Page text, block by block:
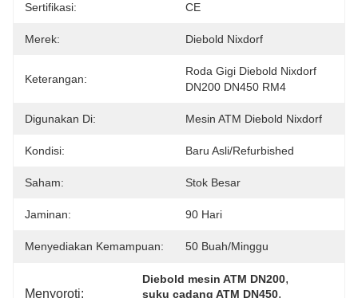
Sertifikasi: CE
Merek: Diebold Nixdorf
Keterangan:
Roda Gigi Diebold Nixdorf
DN200 DN450 RM4
Digunakan Di: Mesin ATM Diebold Nixdorf
Kondisi: Baru Asli/refurbished
Saham: Stok Besar
Jaminan: 90 Hari
Menyediakan Kemampuan: 50 Buah/minggu
Menyoroti:
Diebold mesin ATM DN200,
suku cadang ATM DN450,